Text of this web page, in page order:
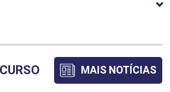
E LETRAMENTO
DE ANDRADE
MAIS NOTÍCIAS